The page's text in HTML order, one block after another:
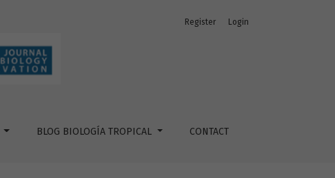
BLOG BIOLOGÍA TROPICAL CONTACT
Register Login